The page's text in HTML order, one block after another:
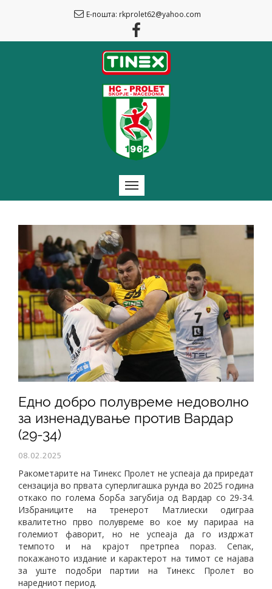
Е-пошта: rkprolet62@yahoo.com
Едно добро полувреме недоволно
за изненадување против Вардар
(29-34)
08.02.2025
Ракометарите на Тинекс Пролет не успеаја да приредат
сензација во првата суперлигашка рунда во 2025 година
откако по голема борба загубија од Вардар со 29-34.
Избраниците на тренерот Матлиески одиграа
квалитетно прво полувреме во кое му парираа на
големиот фаворит, но не успеаја да го издржат
темпото и на крајот претрпеа пораз. Сепак,
покажаното издание и карактерот на тимот се најава
за уште подобри партии на Тинекс Пролет во
наредниот период.